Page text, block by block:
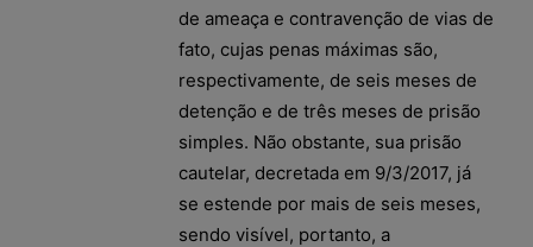
de ameaça e contravenção de vias de
fato, cujas penas máximas são,
respectivamente, de seis meses de
detenção e de três meses de prisão
simples. Não obstante, sua prisão
cautelar, decretada em 9/3/2017, já
se estende por mais de seis meses,
sendo visível, portanto, a